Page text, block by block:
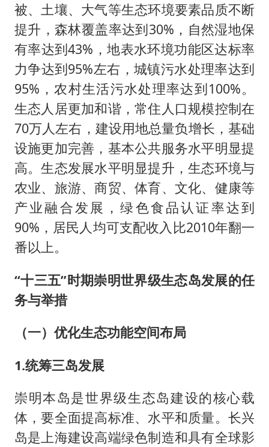
被、土壤、大气等生态环境要素品质不断
提升，森林覆盖率达到30%，自然湿地保
有率达到43%，地表水环境功能区达标率
力争达到95%左右，城镇污水处理率达到
95%，农村生活污水处理率达到100%。
生态人居更加和谐，常住人口规模控制在
70万人左右，建设用地总量负增长，基础
设施更加完善，基本公共服务水平明显提
高。生态发展水平明显提升，生态环境与
农业、旅游、商贸、体育、文化、健康等
产业融合发展，绿色食品认证率达到
90%，居民人均可支配收入比2010年翻一
番以上。
“十三五”时期崇明世界级生态岛发展的任
务与举措
（一）优化生态功能空间布局
1.统筹三岛发展
崇明本岛是世界级生态岛建设的核心载
体，要全面提高标准、水平和质量。长兴
岛是上海建设高端绿色制造和具有全球影